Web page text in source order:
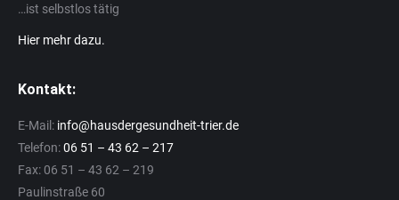
…ist selbstlos tätig
Hier mehr dazu.
Kontakt:
E-Mail: info@hausdergesundheit-trier.de
Telefon:06 51 – 43 62 – 217
Fax: 06 51 – 43 62 – 219
Paulinstraße 60